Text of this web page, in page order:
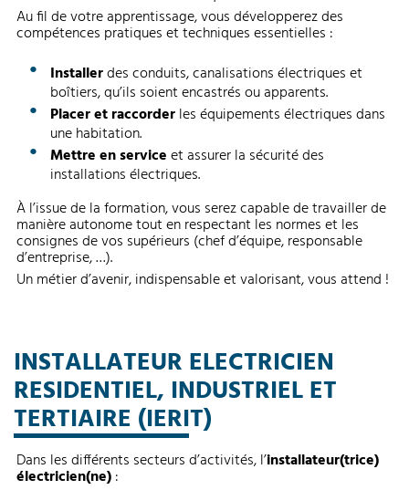
Au fil de votre apprentissage, vous développerez des
compétences pratiques et techniques essentielles :
Installerdes conduits, canalisations électriques et
boîtiers, qu’ils soient encastrés ou apparents.
Placer et raccorderles équipements électriques dans
une habitation.
Mettre en serviceet assurer la sécurité des
installations électriques.
À l’issue de la formation, vous serez capable de travailler de
manière autonome tout en respectant les normes et les
consignes de vos supérieurs (chef d’équipe, responsable
d’entreprise, …).
Un métier d’avenir, indispensable et valorisant, vous attend !
INSTALLATEUR ELECTRICIEN
RESIDENTIEL, INDUSTRIEL ET
TERTIAIRE (IERIT)
Dans les différents secteurs d’activités, l’installateur(trice)
électricien(ne):